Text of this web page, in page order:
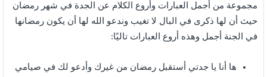
مجموعة من أجمل العبارات وأروع الكلام عن الجدة في شهر رمضان
حيث أن لها ذكرى في البال لا تغيب وندعو الله لها أن يكون رمضانها
في الجنة أجمل وهذه أروع العبارات تاليًا:
ها أنا يا جدتي أستقبل رمضان من غيرك وأدعو لك في صيامي